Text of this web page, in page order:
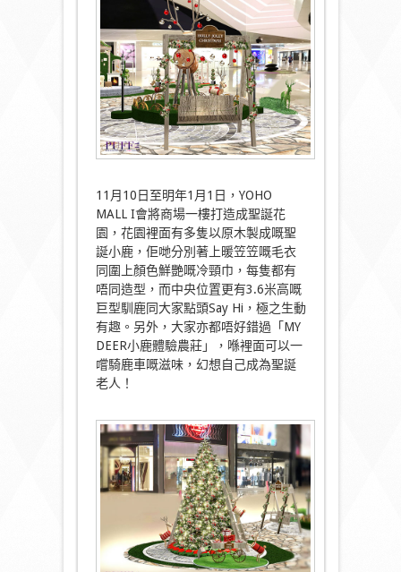
11月10日至明年1月1日，YOHO
MALL I會將商場一樓打造成聖誕花
園，花園裡面有多隻以原木製成嘅聖
誕小鹿，佢哋分別著上暖笠笠嘅毛衣
同圍上顏色鮮艷嘅冷頸巾，每隻都有
唔同造型，而中央位置更有3.6米高嘅
巨型馴鹿同大家點頭Say Hi，極之生動
有趣。另外，大家亦都唔好錯過「MY
DEER小鹿體驗農莊」，喺裡面可以一
嚐騎鹿車嘅滋味，幻想自己成為聖誕
老人！